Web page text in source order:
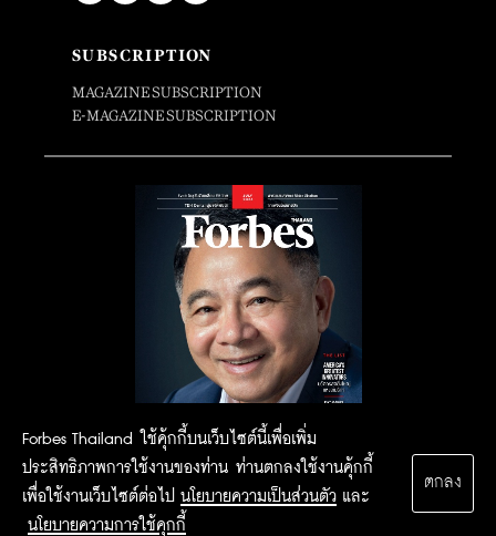
Forbes Thailand ใช้คุ้กกี้บนเว็บไซต์นี้เพื่อเพิ่ม
ประสิทธิภาพการใช้งานของท่าน ท่านตกลงใช้งานคุ้กกี้
เพื่อใช้งานเว็บไซต์ต่อไป นโยบายความเป็นส่วนตัว และ
นโยบายความการใช้คุกกี้
ตกลง
SUBSCRIPTION
MAGAZINE SUBSCRIPTION
E-MAGAZINE SUBSCRIPTION